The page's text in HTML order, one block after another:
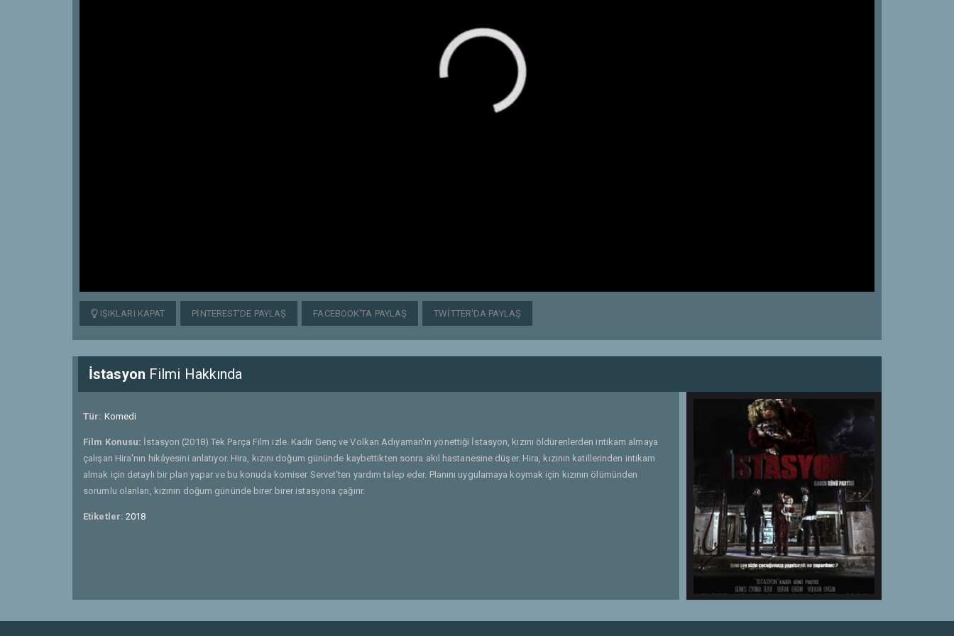
IŞIKLARI KAPAT PINTEREST'DE PAYLAŞ FACEBOOK'TA PAYLAŞ TWITTER'DA PAYLAŞ
İstasyon Filmi Hakkında
Tür: Komedi
Film Konusu: İstasyon (2018) Tek Parça Film izle. Kadir Genç ve Volkan Adıyaman'ın yönettiği İstasyon, kızını öldürenlerden intikam almaya
çalışan Hira'nın hikâyesini anlatıyor. Hira, kızını doğum gününde kaybettikten sonra akıl hastanesine düşer. Hira, kızının katillerinden intikam
almak için detaylı bir plan yapar ve bu konuda komiser Servet'ten yardım talep eder. Planını uygulamaya koymak için kızının ölümünden
sorumlu olanları, kızının doğum gününde birer birer istasyona çağırır.
Etiketler:2018